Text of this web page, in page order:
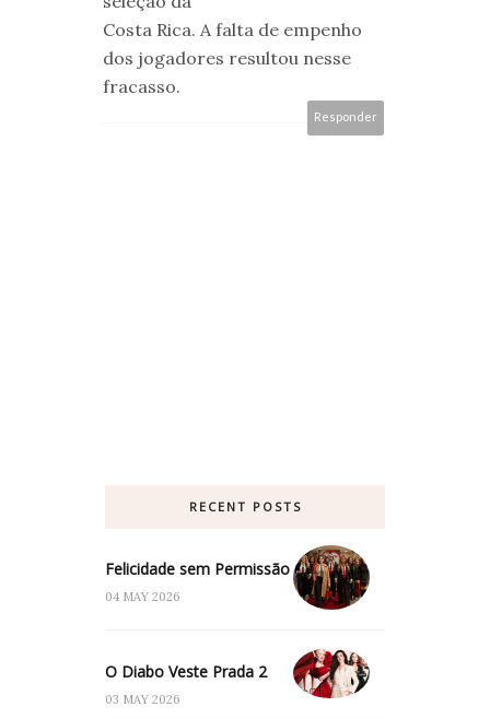
Costa Rica. A falta de empenho
dos jogadores resultou nesse
fracasso.
Responder
RECENT POSTS
Felicidade sem Permissão
04 MAY 2026
O Diabo Veste Prada 2
03 MAY 2026